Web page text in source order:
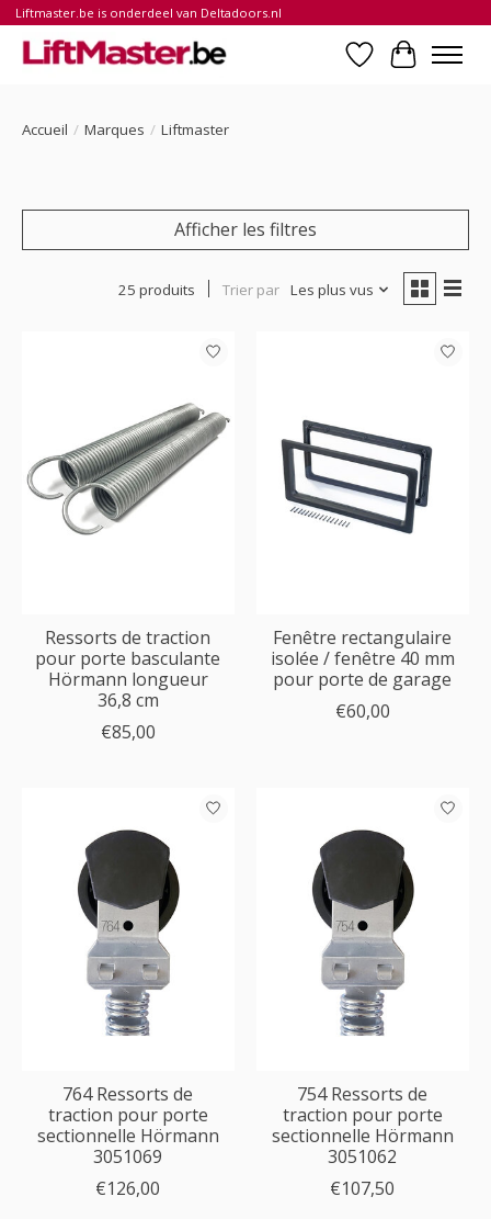
Liftmaster.be is onderdeel van Deltadoors.nl
Liste dePanier
Accueil / Marques / Liftmaster
Afficher les filtres
25 produits Trier par Les plus vus
Ressorts de traction
pour porte basculante
Hörmann longueur
36,8 cm
€85,00
Fenêtre rectangulaire
isolée / fenêtre 40 mm
pour porte de garage
€60,00
764 Ressorts de
traction pour porte
sectionnelle Hörmann
3051069
€126,00
754 Ressorts de
traction pour porte
sectionnelle Hörmann
3051062
€107,50